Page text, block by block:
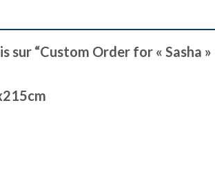
sur “Custom Order for « Sasha »